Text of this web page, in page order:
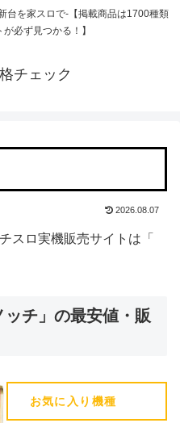
台を家スロで-【掲載商品は1700種類
必ず見つかる！】
チェック
2026.08.07
スロ実機販売サイトは「
チ」の最安値・販
お気に入り機種